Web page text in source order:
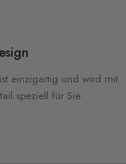
einzigartig und wird mit
speziell für Sie